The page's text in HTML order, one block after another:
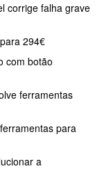
corrige falha grave
294€
com botão
ferramentas
para
a